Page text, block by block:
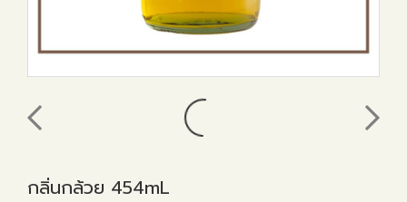
กลิ่นกล้วย 454mL